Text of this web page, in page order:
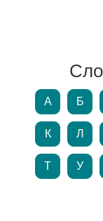
А Б
К Л
Т У